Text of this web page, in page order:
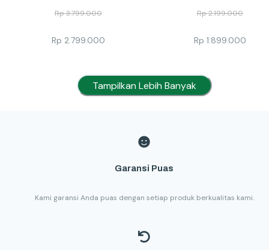
Rp3.799.000
Rp 2.799.000
Rp2.199.000
Rp 1.899.000
Tampilkan Lebih Banyak
Garansi Puas
Kami garansi Anda puas dengan setiap produk berkualitas kami.